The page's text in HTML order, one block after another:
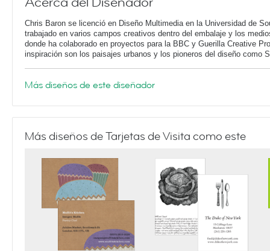
Chris Baron se licenció en Diseño Multimedia en la Universidad de
trabajado en varios campos creativos dentro del embalaje y los
donde ha colaborado en proyectos para la BBC y Guerilla Creative
inspiración son los paisajes urbanos y los pioneros del diseño como
Más diseños de este diseñador
Más diseños de Tarjetas de Visita como este